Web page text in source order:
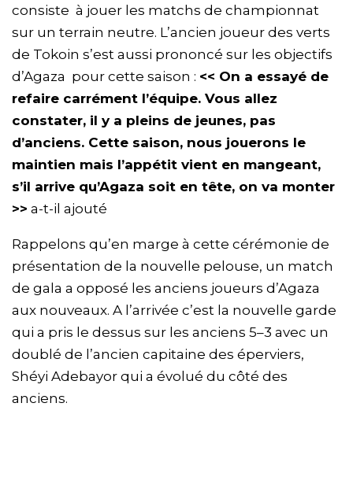
consiste à jouer les matchs de championnat
sur un terrain neutre. L’ancien joueur des verts
de Tokoin s’est aussi prononcé sur les objectifs
d’Agaza pour cette saison : << On a essayé de
refaire carrément l’équipe. Vous allez
constater, il y a pleins de jeunes, pas
d’anciens. Cette saison, nous jouerons le
maintien mais l’appétit vient en mangeant,
s’il arrive qu’Agaza soit en tête, on va monter
>> a-t-il ajouté
Rappelons qu’en marge à cette cérémonie de
présentation de la nouvelle pelouse, un match
de gala a opposé les anciens joueurs d’Agaza
aux nouveaux. A l’arrivée c’est la nouvelle garde
qui a pris le dessus sur les anciens 5–3 avec un
doublé de l’ancien capitaine des éperviers,
Shéyi Adebayor qui a évolué du côté des
anciens.